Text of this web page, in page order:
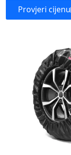
Provjeri cijenu